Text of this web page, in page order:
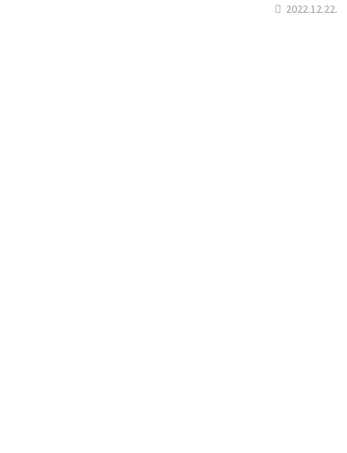
2022.12.22.